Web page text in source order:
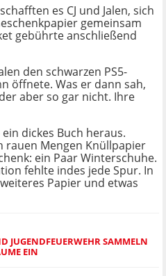
es CJ und Jalen, sich
gemeinsam
gebührte anschließend
den schwarzen PS5-
öffnete. Was er dann sah,
aber so gar nicht. Ihre
dickes Buch heraus.
rauen Mengen Knüllpapier
ein Paar Winterschuhe.
fehlte indes jede Spur. In
Papier und etwas
JUGENDFEUERWEHR SAMMELN
EIN